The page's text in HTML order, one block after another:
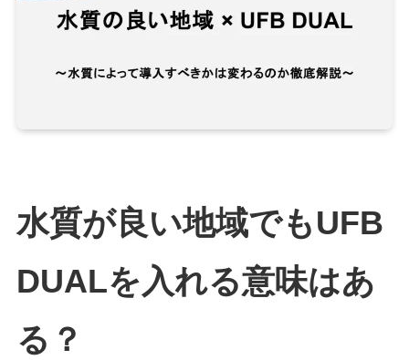
水質が良い地域でもUFB
DUALを入れる意味はあ
る？